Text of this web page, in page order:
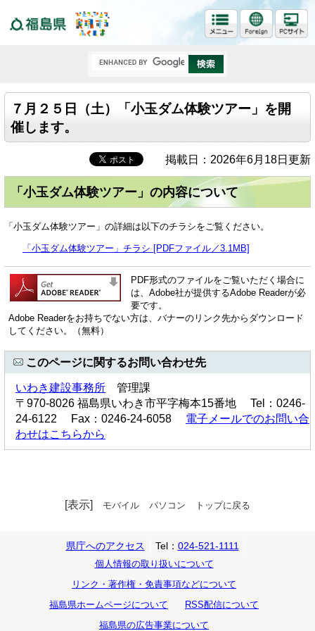
７月２５日（土）「小玉ダム体験ツアー」を開
催します。
掲載日：2026年6月18日更新
「小玉ダム体験ツアー」の内容について
「小玉ダム体験ツアー」の詳細は以下のチラシをご覧ください。
「小玉ダム体験ツアー」チラシ [PDFファイル／3.1MB]
PDF形式のファイルをご覧いただく場合に
は、Adobe社が提供するAdobe Readerが必
要です。
Adobe Readerをお持ちでない方は、バナーのリンク先からダウンロード
してください。（無料）
このページに関するお問い合わせ先
いわき建設事務所 管理課
〒970-8026 福島県いわき市平字梅本15番地 Tel：0246-
24-6122 Fax：0246-24-6058 電子メールでのお問い合
わせはこちらから
[表示] モバイル パソコン トップに戻る
県庁へのアクセス Tel： 024-521-1111
個人情報の取り扱いについて
リンク・著作権・免責事項などについて
福島県ホームページについて
RSS配信について
福島県の広告事業について